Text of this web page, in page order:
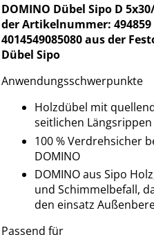
DOMINO Dübel Sipo D
der Artikelnummer: 494859
4014549085080 aus der
Dübel Sipo
Anwendungsschwerpunkte
Holzdübel mit
seitlichen
100 % Verdrehsicher
DOMINO
DOMINO aus Sipo
und Schimmelbefall,
den einsatz
Passend für